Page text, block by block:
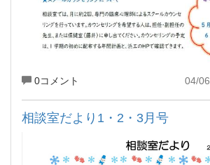
0コメント 04/06
相談室だより1・2・3月号